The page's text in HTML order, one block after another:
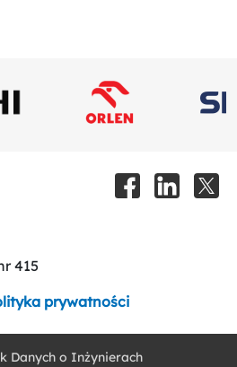
415
prywatności
Danych o Inżynierach